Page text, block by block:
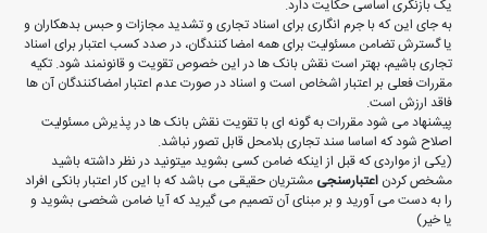
یک بازنگری اساسی حکایت دارد.
به جای این که با جرم انگاری برای اسناد تجاری و تشدید مجازات و حبس بدهکاران و
یا گسترش تضامن مسئولیت برای همه امضا کنندگان، در صدد کسب اعتبار برای اسناد
تجاری باشیم، بهتر است نقش بانک ها در این خصوص تقویت و قانونمند شود. تکیه
مقررات فعلی بر اعتبار اشخاص است و اسناد در صورت عدم اعتبار امضاکنندگان آن ها
فاقد ارزش است.
پیشنهاد می شود مقررات به گونه ای با تقویت نقش بانک ها در پذیرش مسئولیت
اصلاح شود که اساسا سند تجاری بلامحل قابل تصور نباشد.
(یکی از مواردی که قبل از اینکه ضامن کسی بشوید میتونید در نظر داشته باشید
مشخص کردن اعتبارسنجی مشتریان حقیقی می باشد که با این کار اعتبار بانکی افراد
را به دست می آورید و بر مبنای آن تصمیم می گیرید که آیا ضامن شخصی بشوید و
یا خیر)